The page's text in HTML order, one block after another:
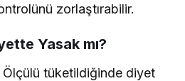
zorlaştırabilir.
Yasak mı?
Ölçülü tüketildiğinde diyet